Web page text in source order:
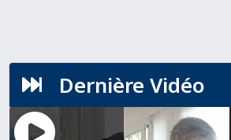
 Dernière Vidéo